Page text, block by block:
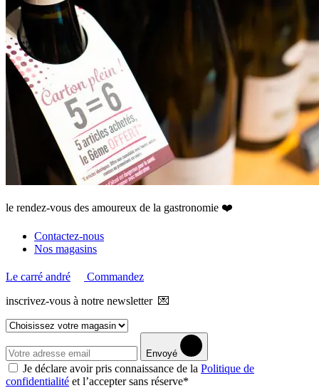
le rendez-vous des amoureux de la gastronomie ❤️
Contactez-nous
Nos magasins
Le carré andré
Commandez
inscrivez-vous à notre newsletter 💌
Envoyé
Je déclare avoir pris connaissance de la Politique de
confidentialité et l’accepter sans réserve*